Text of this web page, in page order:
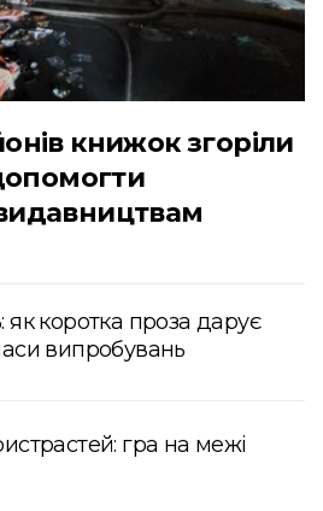
книжок згоріли
коротка проза дарує
випробувань
гра на межі